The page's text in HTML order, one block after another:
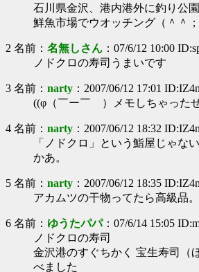
石川県金沢、港内港外に釣り公
鮮魚市場でウオッチング（＾＾；
2 名前： 名無しさん ：07/6/12 10:00
ノドクロの寿司うまいです
3 名前： narty ：2007/06/12 17:01
((φ（￣ー￣ ）メモしちゃった
4 名前： narty ：2007/06/12 18:32
「ノドクロ」という鮨屋じゃな
かあ。
5 名前： narty ：2007/06/12 18:35
アカムツの干物ってたら高級品。
6 名前： ゆうたパパ：07/6/14 15:05
ノドクロの寿司
金沢港のすぐちかく 宝生寿司（
べました